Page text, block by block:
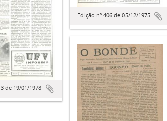
Edição nº 406 de 05/12/1975
de 19/01/1978